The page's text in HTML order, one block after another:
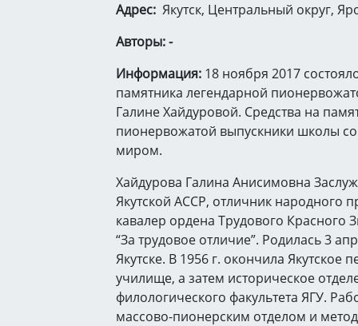
Адрес: ​ Якутск, Центральный округ,
Авторы: -
Информация: 18 ноября 2017
памятника легендарной
Галине Хайдуровой. Средства на
пионервожатой выпускники школы
миром.
Хайдурова Галина Анисимовна
Якутской АССР, отличник народного
кавалер ордена Трудового Красного
“За трудовое отличие”. Родилась 3
Якутске. В 1956 г. окончила Якутское
училище, а затем историческое
филологического факультета ЯГУ.
массово-пионерским отделом и